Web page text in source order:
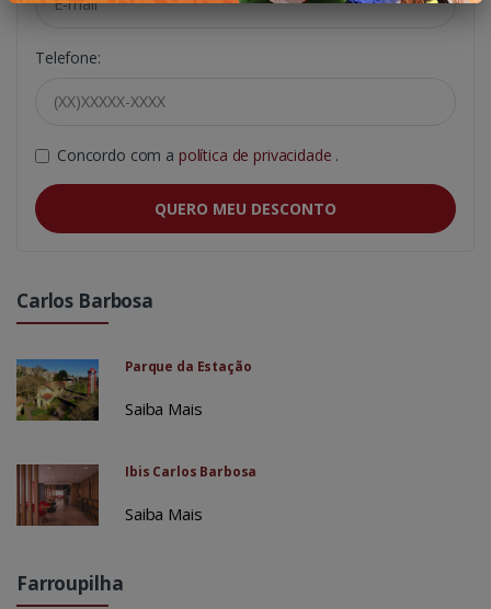
Telefone:
Concordo com a política de privacidade .
QUERO MEU DESCONTO
Carlos Barbosa
Parque da Estação
Saiba Mais
Ibis Carlos Barbosa
Saiba Mais
Farroupilha